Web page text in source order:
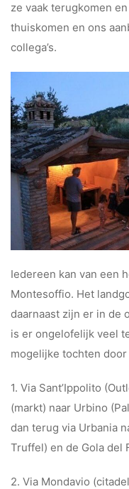
ze vaak terugkomen
thuiskomen en ons
collega’s.
Iedereen kan van een
Montesoffio. Het
daarnaast zijn er in de
is er ongelofelijk veel
mogelijke tochten
1. Via Sant’Ippolito
(markt) naar Urbino
dan terug via Urbania
Truffel) en de Gola del
2. Via Mondavio